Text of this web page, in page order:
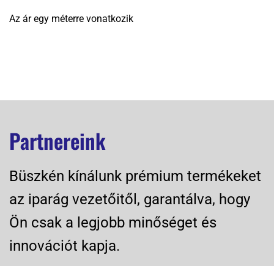
Az ár egy méterre vonatkozik
Partnereink
Büszkén kínálunk prémium termékeket
az iparág vezetőitől, garantálva, hogy
Ön csak a legjobb minőséget és
innovációt kapja.